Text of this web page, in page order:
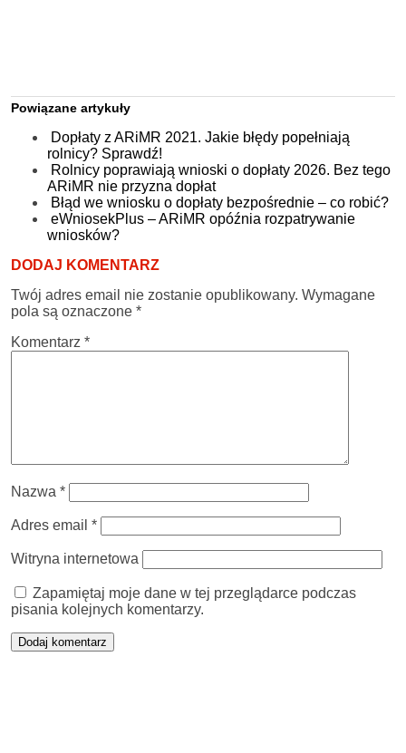
Powiązane artykuły
Dopłaty z ARiMR 2021. Jakie błędy popełniają
rolnicy? Sprawdź!
Rolnicy poprawiają wnioski o dopłaty 2026. Bez tego
ARiMR nie przyzna dopłat
Błąd we wniosku o dopłaty bezpośrednie – co robić?
eWniosekPlus – ARiMR opóźnia rozpatrywanie
wniosków?
DODAJ KOMENTARZ
Twój adres email nie zostanie opublikowany. Wymagane
pola są oznaczone *
Komentarz *
Nazwa *
Adres email *
Witryna internetowa
Zapamiętaj moje dane w tej przeglądarce podczas
pisania kolejnych komentarzy.